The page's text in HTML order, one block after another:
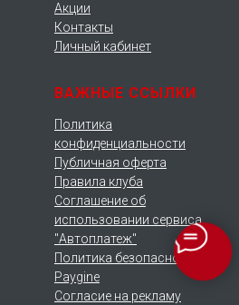
Акции
Контакты
Личный кабинет
ВАЖНЫЕ ССЫЛКИ
Политика
конфиденциальности
Публичная оферта
Правила клуба
Соглашение об
использовании сервиса
"Автоплатеж"
Политика безопасности
Paygine
Согласие на рекламу